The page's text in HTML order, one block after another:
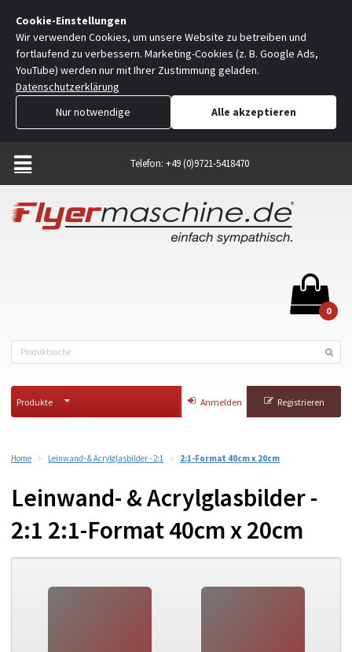
Cookie-Einstellungen
Wir verwenden Cookies, um unsere Website zu betreiben und
fortlaufend zu verbessern. Marketing-Cookies (z. B. Google Ads,
YouTube) werden nur mit Ihrer Zustimmung geladen.
Datenschutzerklärung
Nur notwendige
Alle akzeptieren
Telefon: +49 (0)9721-5418470
0
Produkte Anmelden Registrieren
Home Leinwand- & Acrylglasbilder - 2:1 2:1-Format 40cm x 20cm
Leinwand- & Acrylglasbilder -
2:1 2:1-Format 40cm x 20cm